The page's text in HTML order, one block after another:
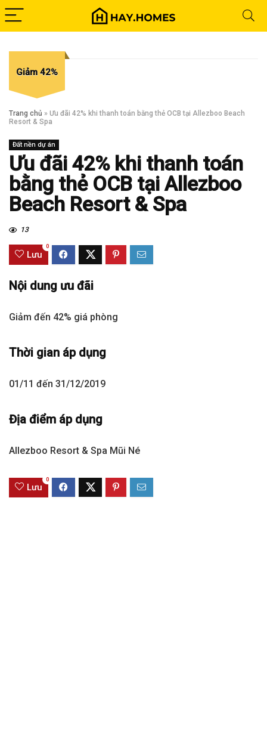
Giảm 42%
Trang chủ » Ưu đãi 42% khi thanh toán bằng thẻ OCB tại Allezboo Beach
Resort & Spa
Đất nền dự án
Ưu đãi 42% khi thanh toán
bằng thẻ OCB tại Allezboo
Beach Resort & Spa
13
Lưu
0
Nội dung ưu đãi
Giảm đến 42% giá phòng
Thời gian áp dụng
01/11 đến 31/12/2019
Địa điểm áp dụng
Allezboo Resort & Spa Mũi Né
Lưu
0